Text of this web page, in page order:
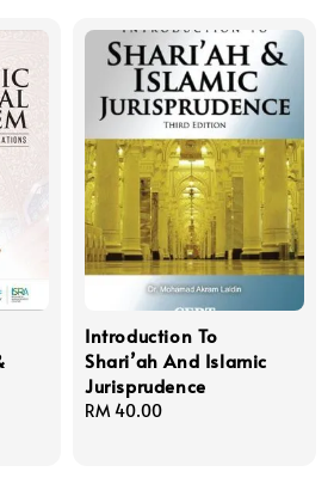
Introduction To
Shari’ah And Islamic
Jurisprudence
Regular
RM 40.00